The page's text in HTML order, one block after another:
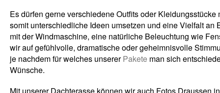
Es dürfen gerne verschiedene Outfits oder
somit unterschiedliche Ideen umsetzen und eine Vielfalt
mit der Windmaschine, eine natürliche Beleuchtung wie
wir auf gefühlvolle, dramatische oder geheimnisvolle
je nachdem für welches unsererPakete man sich
Wünsche.